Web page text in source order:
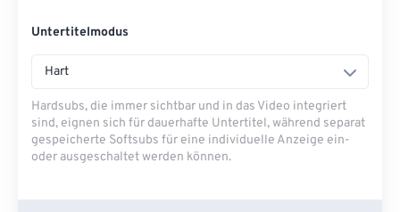
Untertitelmodus
Hart
Hardsubs, die immer sichtbar und in das Video integriert
sind, eignen sich für dauerhafte Untertitel, während separat
gespeicherte Softsubs für eine individuelle Anzeige ein-
oder ausgeschaltet werden können.